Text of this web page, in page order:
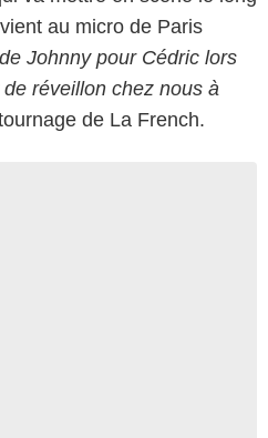
au micro de Paris
Johnny pour Cédric lors
réveillon chez nous à
de La French.